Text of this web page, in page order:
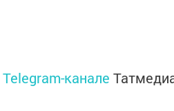
Telegram-канале